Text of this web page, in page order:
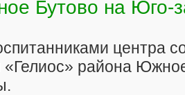
Бутово на Юго-
центра
«Гелиос» района